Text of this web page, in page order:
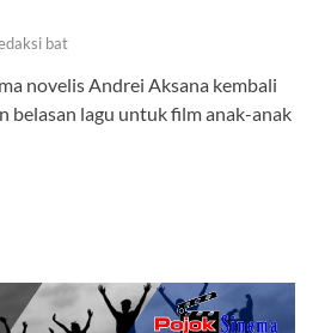
bat
novelis Andrei Aksana kembali
belasan lagu untuk film anak-anak